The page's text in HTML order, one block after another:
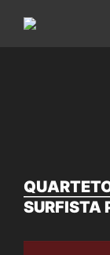
SURFISTA